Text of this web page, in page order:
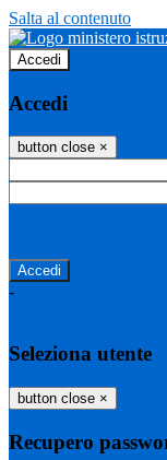
Salta al contenuto
Accedi
Accedi
button close ×
-
Seleziona utente
button close ×
Recupero